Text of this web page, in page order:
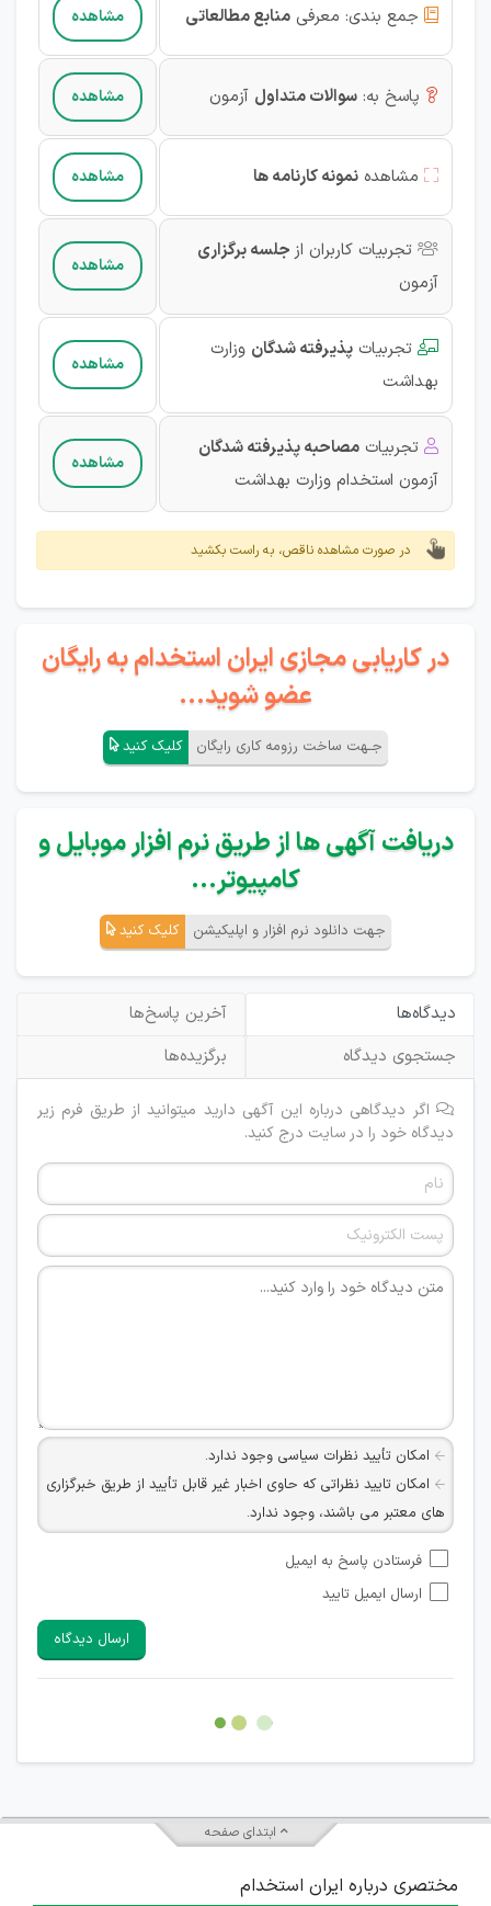
 جمع بندی: معرفی منابع مطالعاتی مشاهده
 پاسخ به: سوالات متداول آزمون مشاهده
 مشاهده نمونه کارنامه ها مشاهده
 تجربیات کاربران از جلسه برگزاری
آزمون‌
مشاهده
 تجربیات پذیرفته شدگان وزارت
بهداشت
مشاهده
 تجربیات مصاحبه پذیرفته شدگان
آزمون‌ استخدام وزارت بهداشت
مشاهده
در صورت مشاهده ناقص، به راست بکشید
در کاریابی مجازی ایران استخدام به رایگان
عضو شوید...
جـهت ساخت رزومه کاری رایگان کلیک کنید
دریافت آگهی ها از طریق نرم افزار موبایل و
کامپیوتر...
جهت دانلود نرم افزار و اپلیکیشن کلیک کنید
دیدگاه‌ها
آخرین پاسخ‌ها
جستجوی دیدگاه
برگزیده‌ها
اگر دیدگاهی درباره این آگهی دارید میتوانید از طریق فرم زیر
دیدگاه خود را در سایت درج کنید.
امکان تأیید نظرات سیاسی وجود ندارد.
امکان تایید نظراتی که حاوی اخبار غیر قابل تأیید از طریق خبرگزاری
های معتبر می باشند، وجود ندارد.
شبکه های مجازی ارتباطی می باشند وجود ندارد.
امکان تأیید نظرات کاربرانی که به هر طریقی قصد مأیوس کردن
هرگونه تحریک، تحقیر و کنایه به سایر افراد (مسئول و غیر مسئول)
غیر مجاز می باشد.
امکان هماهنگی برای هرگونه ملاقات حضوری چه به صورت دسته
فرستادن پاسخ به ایمیل
ارسال ایمیل تایید
ارسال دیدگاه
ابتدای صفحه
مختصری درباره ایران استخدام